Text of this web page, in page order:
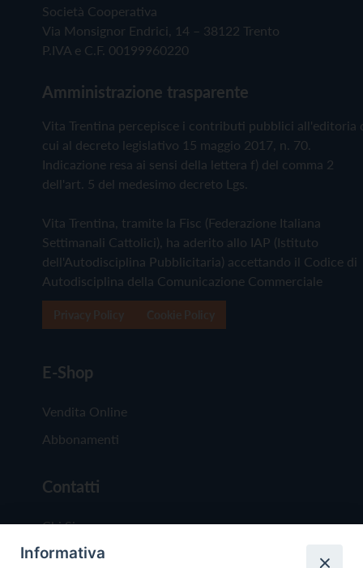
Società Cooperativa
Via Monsignor Endrici, 14 – 38122 Trento
P.IVA e C.F. 00199960220
Amministrazione trasparente
Vita Trentina percepisce i contributi pubblici all'editoria
cui al decreto legislativo 15 maggio 2017, n. 70.
Indicazione resa ai sensi della lettera f) del comma 2
dell'art. 5 del medesimo decreto Lgs.
Vita Trentina, tramite la Fisc (Federazione Italiana
Settimanali Cattolici), ha aderito allo IAP (Istituto
dell'Autodisciplina Pubblicitaria) accettando il Codice di
Autodisciplina della Comunicazione Commerciale
E-Shop
Vendita Online
Abbonamenti
Contatti
Chi Siamo
Redazione
Informativa